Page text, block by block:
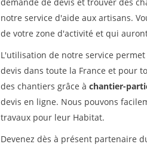
notre service d'aide aux artisans.
de votre zone d'activité et qui
L'utilisation de notre service
devis dans toute la France et pour
des chantiers grâce à chantier-
devis en ligne. Nous pouvons
travaux pour leur Habitat.
Devenez dès à présent partenaire